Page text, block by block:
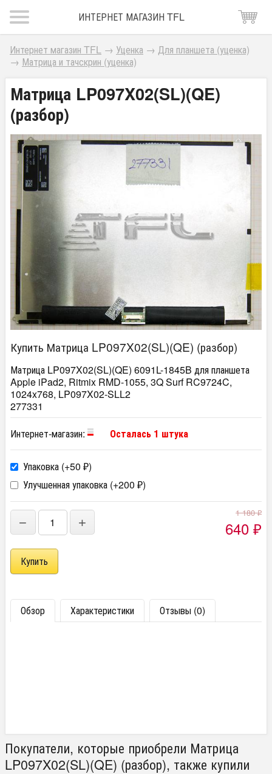
ИНТЕРНЕТ МАГАЗИН TFL
Интернет магазин TFL → Уценка → Для планшета (уценка)
→ Матрица и тачскрин (уценка)
Матрица LP097X02(SL)(QE)
(разбор)
Купить Матрица LP097X02(SL)(QE) (разбор)
Матрица LP097X02(SL)(QE) 6091L-1845B для планшета
Apple iPad2, Ritmix RMD-1055, 3Q Surf RC9724C,
1024x768, LP097X02-SLL2
277331
Интернет-магазин:
Осталась 1 штука
Упаковка (+50 ₽)
Улучшенная упаковка (+200 ₽)
− +
1 180₽
640 ₽
Обзор Характеристики Отзывы (0)
Покупатели, которые приобрели Матрица
LP097X02(SL)(QE) (разбор), также купили